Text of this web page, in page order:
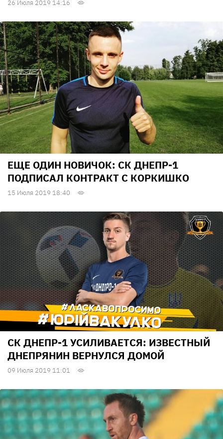
26 Июля 2019 14:16
ЕЩЕ ОДИН НОВИЧОК: СК ДНЕПР-1
ПОДПИСАЛ КОНТРАКТ С КОРКИШКО
15 Июля 2019 18:40
СК ДНЕПР-1 УСИЛИВАЕТСЯ: ИЗВЕСТНЫЙ
ДНЕПРЯНИН ВЕРНУЛСЯ ДОМОЙ
09 Июля 2019 11:01